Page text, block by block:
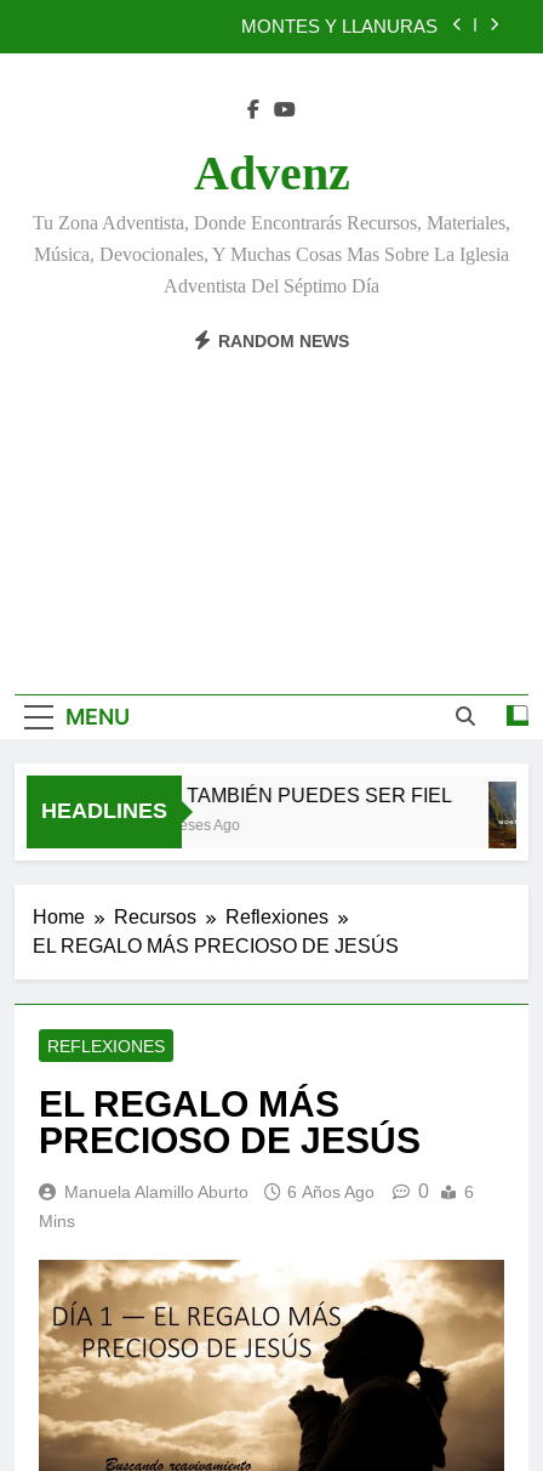
MONTES Y LLANURAS
TÚ TAMBIÉN PUEDES SER FIEL
BENEFICIOS DEL PERDÓN
EL REINO DE LOS CIELOS
Advenz
Tu Zona Adventista, Donde Encontrarás Recursos, Materiales,
Música, Devocionales, Y Muchas Cosas Mas Sobre La Iglesia
Adventista Del Séptimo Día
RANDOM NEWS
MENU
HEADLINES
TÚ TAMBIÉN PUEDES SER FIEL
2 Meses Ago
Home Recursos
Reflexiones
EL REGALO MÁS PRECIOSO DE JESÚS
REFLEXIONES
EL REGALO MÁS
PRECIOSO DE JESÚS
Manuela Alamillo Aburto 6 Años Ago 0
6
Mins